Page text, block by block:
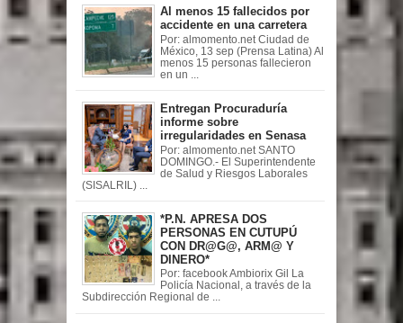
Al menos 15 fallecidos por
accidente en una carretera
Por: almomento.net Ciudad de
México, 13 sep (Prensa Latina) Al
menos 15 personas fallecieron
en un ...
Entregan Procuraduría
informe sobre
irregularidades en Senasa
Por: almomento.net SANTO
DOMINGO.- El Superintendente
de Salud y Riesgos Laborales
(SISALRIL) ...
*P.N. APRESA DOS
PERSONAS EN CUTUPÚ
CON DR@G@, ARM@ Y
DINERO*
Por: facebook Ambiorix Gil La
Policía Nacional, a través de la
Subdirección Regional de ...